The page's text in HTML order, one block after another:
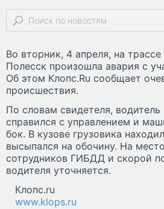
Во вторник, 4 апреля, на
Полесск произошла авария с
Об этом Клопс.Ru сообщает
происшествия.
По словам свидетеля, водитель
справился с управлением и
бок. В кузове грузовика
высыпался на обочину. На
сотрудников ГИБДД и скорой
водителя уточняется.
Клопс.ru
www.klops.ru